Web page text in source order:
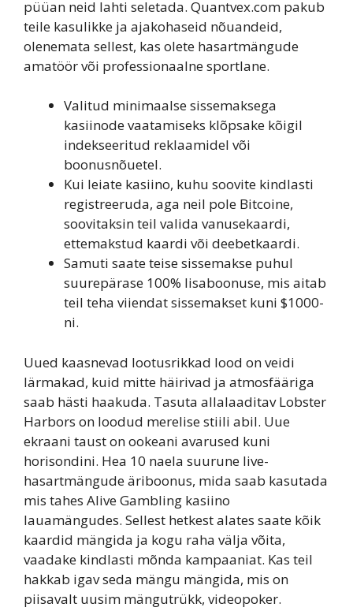
püüan neid lahti seletada. Quantvex.com pakub
teile kasulikke ja ajakohaseid nõuandeid,
olenemata sellest, kas olete hasartmängude
amatöör või professionaalne sportlane.
Valitud minimaalse sissemaksega
kasiinode vaatamiseks klõpsake kõigil
indekseeritud reklaamidel või
boonusnõuetel.
Kui leiate kasiino, kuhu soovite kindlasti
registreeruda, aga neil pole Bitcoine,
soovitaksin teil valida vanusekaardi,
ettemakstud kaardi või deebetkaardi.
Samuti saate teise sissemakse puhul
suurepärase 100% lisaboonuse, mis aitab
teil teha viiendat sissemakset kuni $1000-
ni.
Uued kaasnevad lootusrikkad lood on veidi
lärmakad, kuid mitte häirivad ja atmosfääriga
saab hästi haakuda. Tasuta allalaaditav Lobster
Harbors on loodud merelise stiili abil. Uue
ekraani taust on ookeani avarused kuni
horisondini. Hea 10 naela suurune live-
hasartmängude äriboonus, mida saab kasutada
mis tahes Alive Gambling kasiino
lauamängudes. Sellest hetkest alates saate kõik
kaardid mängida ja kogu raha välja võita,
vaadake kindlasti mõnda kampaaniat. Kas teil
hakkab igav seda mängu mängida, mis on
piisavalt uusim mängutrükk, videopoker.